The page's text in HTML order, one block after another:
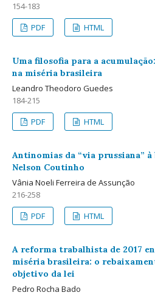
154-183
PDF
HTML
Uma filosofia para a
na miséria brasileira
Leandro Theodoro Guedes
184-215
PDF
HTML
Antinomias da “via prussiana”
Nelson Coutinho
Vânia Noeli Ferreira de Assunção
216-258
PDF
HTML
A reforma trabalhista de 2017
miséria brasileira: o
objetivo da lei
Pedro Rocha Bado